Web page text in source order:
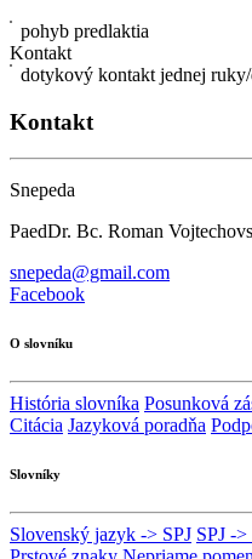
pohyb predlaktia
Kontakt
dotykový kontakt jednej
Kontakt
Snepeda
PaedDr. Bc. Roman
snepeda@gmail.com
Facebook
O slovníku
História slovníka Posunková
Citácia Jazyková poradňa
Slovníky
Slovenský jazyk -> SPJ SPJ -